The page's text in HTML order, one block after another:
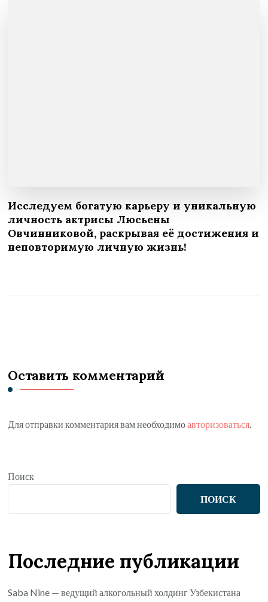
Исследуем богатую карьеру и уникальную
личность актрисы Люсьены
Овчинниковой, раскрывая её достижения и
неповторимую личную жизнь!
Оставить комментарий
Для отправки комментария вам необходимоавторизоваться.
Поиск
ПОИСК
Последние публикации
Saba Nine — ведущий алкогольный холдинг Узбекистана